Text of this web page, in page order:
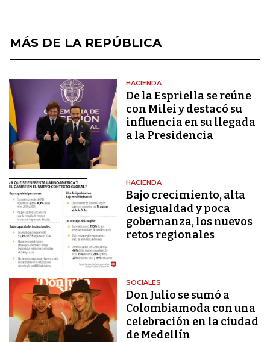
MÁS DE LA REPÚBLICA
HACIENDA
De la Espriella se reúne
con Milei y destacó su
influencia en su llegada
a la Presidencia
HACIENDA
Bajo crecimiento, alta
desigualdad y poca
gobernanza, los nuevos
retos regionales
SOCIALES
Don Julio se sumó a
Colombiamoda con una
celebración en la ciudad
de Medellín